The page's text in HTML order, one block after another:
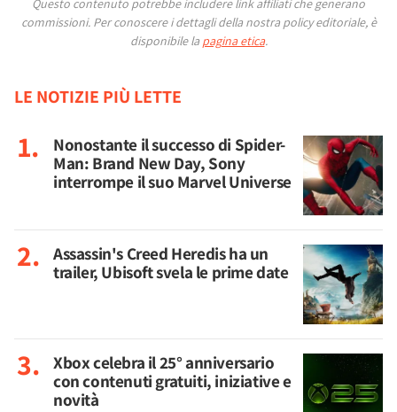
Questo contenuto potrebbe includere link affiliati che generano
commissioni. Per conoscere i dettagli della nostra policy editoriale, è
disponibile la pagina etica.
LE NOTIZIE PIÙ LETTE
Nonostante il successo di Spider-
Man: Brand New Day, Sony
interrompe il suo Marvel Universe
Assassin's Creed Heredis ha un
trailer, Ubisoft svela le prime date
Xbox celebra il 25° anniversario
con contenuti gratuiti, iniziative e
novità